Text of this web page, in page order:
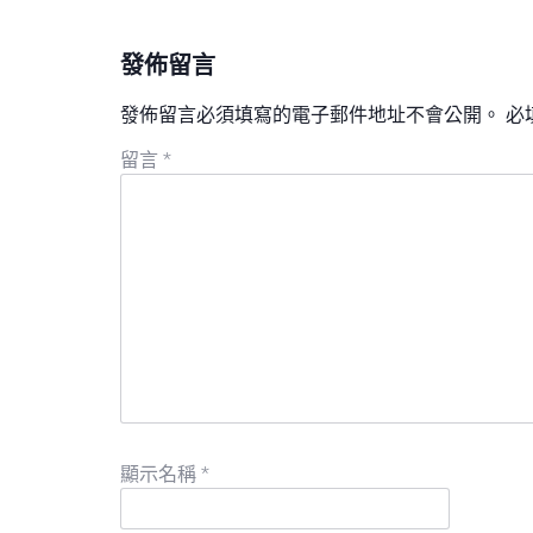
發佈留言
發佈留言必須填寫的電子郵件地址不會公開。 必
留言 *
顯示名稱 *